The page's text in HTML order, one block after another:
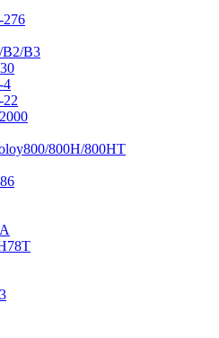
276
B2/B3
4
22
800H/800HT